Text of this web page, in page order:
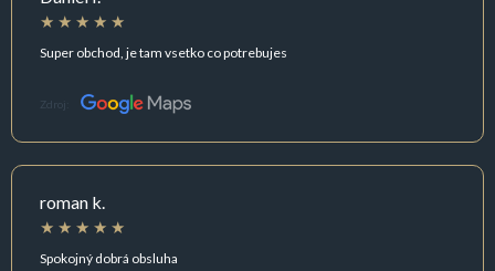
Super obchod, je tam vsetko co potrebujes
Zdroj:
roman k.
Spokojný dobrá obsluha